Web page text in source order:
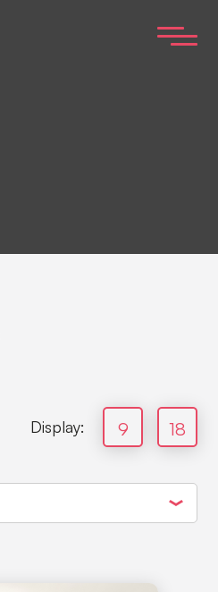
Display: 9 18